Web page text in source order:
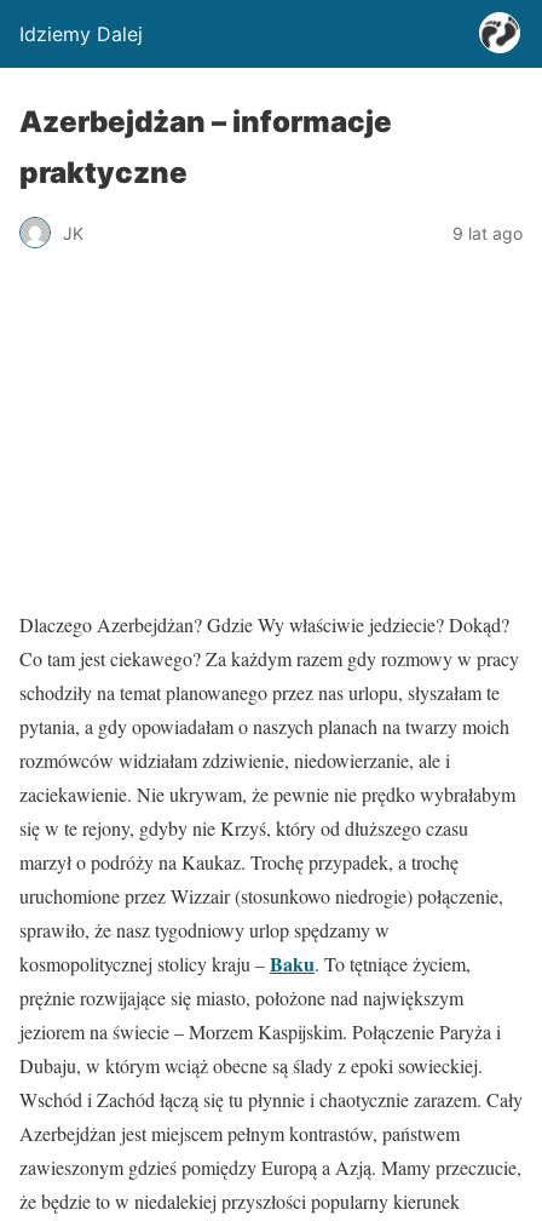
Idziemy Dalej
Azerbejdżan – informacje
praktyczne
JK 9 lat ago
Dlaczego Azerbejdżan? Gdzie Wy właściwie jedziecie? Dokąd?
Co tam jest ciekawego? Za każdym razem gdy rozmowy w pracy
schodziły na temat planowanego przez nas urlopu, słyszałam te
pytania, a gdy opowiadałam o naszych planach na twarzy moich
rozmówców widziałam zdziwienie, niedowierzanie, ale i
zaciekawienie. Nie ukrywam, że pewnie nie prędko wybrałabym
się w te rejony, gdyby nie Krzyś, który od dłuższego czasu
marzył o podróży na Kaukaz. Trochę przypadek, a trochę
uruchomione przez Wizzair (stosunkowo niedrogie) połączenie,
sprawiło, że nasz tygodniowy urlop spędzamy w
kosmopolitycznej stolicy kraju –Baku. To tętniące życiem,
prężnie rozwijające się miasto, położone nad największym
jeziorem na świecie – Morzem Kaspijskim. Połączenie Paryża i
Dubaju, w którym wciąż obecne są ślady z epoki sowieckiej.
Wschód i Zachód łączą się tu płynnie i chaotycznie zarazem. Cały
Azerbejdżan jest miejscem pełnym kontrastów, państwem
zawieszonym gdzieś pomiędzy Europą a Azją. Mamy przeczucie,
że będzie to w niedalekiej przyszłości popularny kierunek